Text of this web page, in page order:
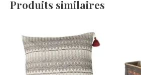
Produits similaires